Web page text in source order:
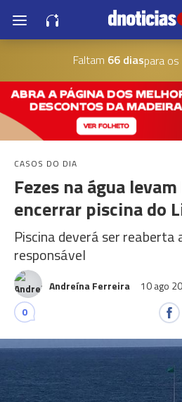
Faltam 66 diaspara os
CASOS DO DIA
Fezes na água
encerrar piscina do
Piscina deverá ser reaberta
responsável
Andreína Ferreira 10 ago
0